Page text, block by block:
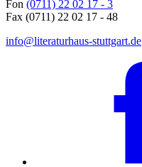
Fon (0711) 22 02 17 - 3
Fax (0711) 22 02 17 - 48
info@literaturhaus-stuttgart.de